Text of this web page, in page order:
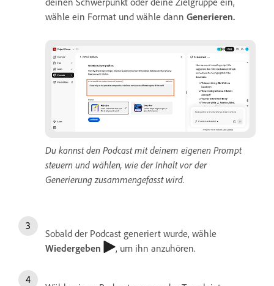
wähle ein Format und wähle dann Generieren.
Du kannst den Podcast mit deinem eigenen Prompt
steuern und wählen, wie der Inhalt vor der
Generierung zusammengefasst wird.
Sobald der Podcast generiert wurde, wähle
Wiedergeben
, um ihn anzuhören.